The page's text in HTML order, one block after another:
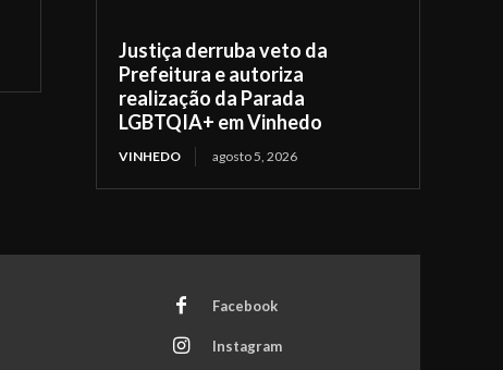
Justiça derruba veto da
Prefeitura e autoriza
realização da Parada
LGBTQIA+ em Vinhedo
VINHEDO agosto 5, 2026
Facebook
Instagram